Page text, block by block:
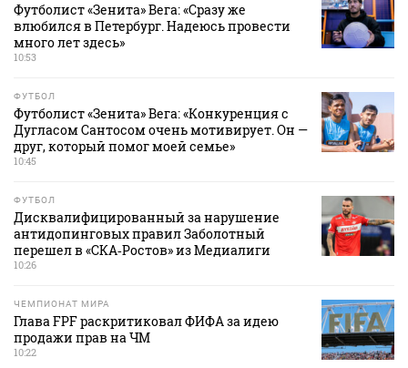
Футболист «Зенита» Вега: «Сразу же
влюбился в Петербург. Надеюсь провести
много лет здесь»
10:53
ФУТБОЛ
Футболист «Зенита» Вега: «Конкуренция с
Дугласом Сантосом очень мотивирует. Он —
друг, который помог моей семье»
10:45
ФУТБОЛ
Дисквалифицированный за нарушение
антидопинговых правил Заболотный
перешел в «СКА‑Ростов» из Медиалиги
10:26
ЧЕМПИОНАТ МИРА
Глава FPF раскритиковал ФИФА за идею
продажи прав на ЧМ
10:22